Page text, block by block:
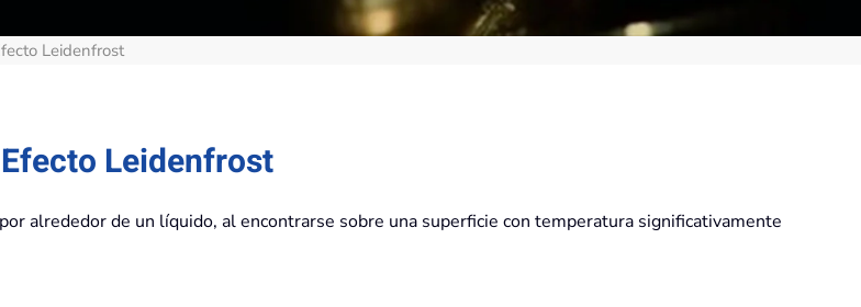
Leidenfrost
Efecto Leidenfrost
alrededor de un líquido, al encontrarse sobre una superficie con temperatura significativamente